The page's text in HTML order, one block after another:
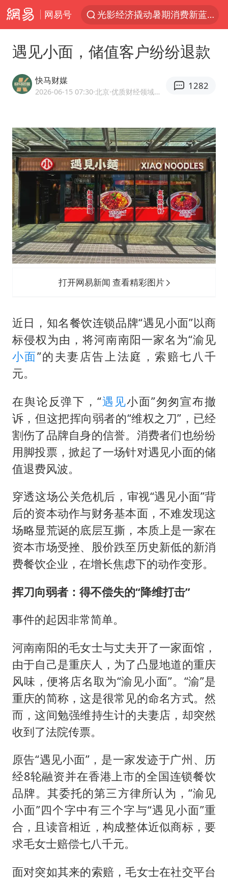
网易号
光影经济撬动暑期消费新蓝海
浙江上海等地有大雨或暴雨
梁家辉：到内地拍戏不是北上是回归
上四休三，但降薪1000元，你接受吗？
西湖突现狂风暴雨 游客瞬间被浇透
白海豚将正面袭击贯穿浙江
《欢迎来龙餐馆》口碑
酒店花洒现排泄物住客索赔遭拒
微信又有新功能，你可以“撤回”你的撤回了！
几元成本的AI广告导致千万市值蒸发
杭州全市有序停课
“不怕六爷挂得多 就怕六爷挂一颗”
乐享全民健身 共筑健康中国
遇见小面，储值客户纷纷退款
快马财媒
2026-06-15 07:30·北京 ·优质财经领域创作者
1282
打开网易新闻 查看精彩图片
近日，知名餐饮连锁品牌“遇见小面”以商
标侵权为由，将河南南阳一家名为“渝见
小面”的夫妻店告上法庭，索赔七八千
元。
在舆论反弹下，“遇见小面”匆匆宣布撤
诉，但这把挥向弱者的“维权之刀”，已经
割伤了品牌自身的信誉。消费者们也纷纷
用脚投票，掀起了一场针对遇见小面的储
值退费风波。
穿透这场公关危机后，审视“遇见小面”背
后的资本动作与财务基本面，不难发现这
场略显荒诞的底层互撕，本质上是一家在
资本市场受挫、股价跌至历史新低的新消
费餐饮企业，在增长焦虑下的动作变形。
挥刀向弱者：得不偿失的“降维打击”
事件的起因非常简单。
河南南阳的毛女士与丈夫开了一家面馆，
由于自己是重庆人，为了凸显地道的重庆
风味，便将店名取为“渝见小面”。“渝”是
重庆的简称，这是很常见的命名方式。然
而，这间勉强维持生计的夫妻店，却突然
收到了法院传票。
原告“遇见小面”，是一家发迹于广州、历
经8轮融资并在香港上市的全国连锁餐饮
品牌。其委托的第三方律所认为，“渝见
小面”四个字中有三个字与“遇见小面”重
合，且读音相近，构成整体近似商标，要
求毛女士赔偿七八千元。
面对突如其来的索赔，毛女士在社交平台